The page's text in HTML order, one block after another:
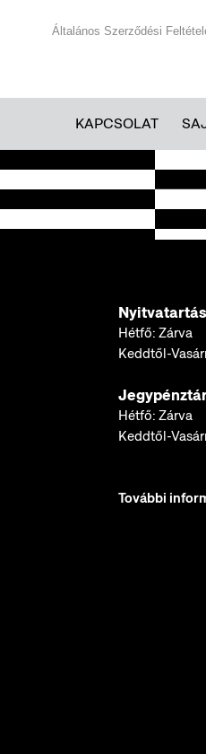
Általános Szerződési
KAPCSOLAT
Hétfő: Zárva
Keddtől-
Hétfő: Zárva
Keddtől-
További